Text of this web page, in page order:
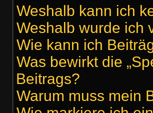
Weshalb kann ich
Weshalb wurde ich
Wie kann ich
Was bewirkt die
Beitrags?
Warum muss mein